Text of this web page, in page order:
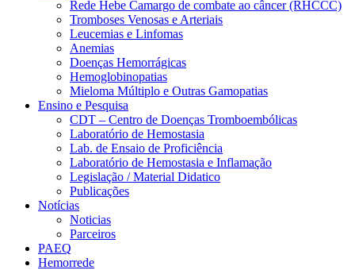
Rede Hebe Camargo de combate ao câncer (RHCCC)
Tromboses Venosas e Arteriais
Leucemias e Linfomas
Anemias
Doenças Hemorrágicas
Hemoglobinopatias
Mieloma Múltiplo e Outras Gamopatias
Ensino e Pesquisa
CDT – Centro de Doenças Tromboembólicas
Laboratório de Hemostasia
Lab. de Ensaio de Proficiência
Laboratório de Hemostasia e Inflamação
Legislação / Material Didatico
Publicações
Notícias
Noticias
Parceiros
PAEQ
Hemorrede